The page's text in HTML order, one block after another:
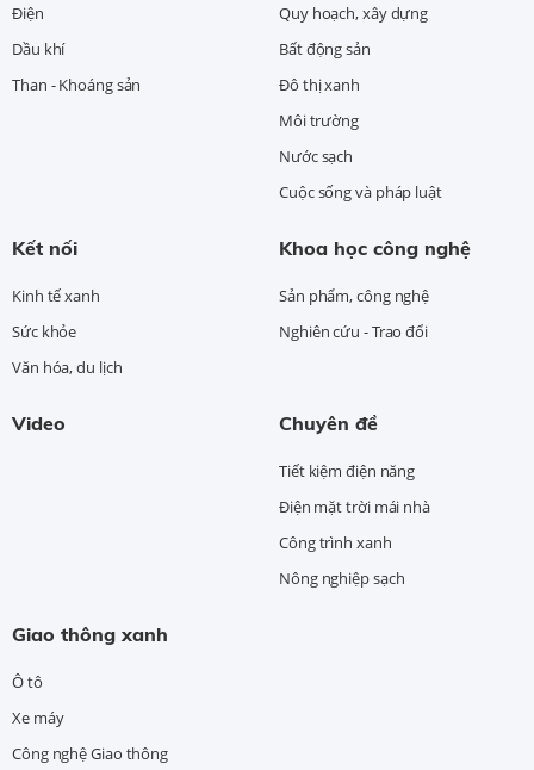
Điện
Dầu khí
Than - Khoáng sản
Quy hoạch, xây dựng
Bất động sản
Đô thị xanh
Môi trường
Nước sạch
Cuộc sống và pháp luật
Kết nối
Kinh tế xanh
Sức khỏe
Văn hóa, du lịch
Khoa học công nghệ
Sản phẩm, công nghệ
Nghiên cứu - Trao đổi
Video Chuyên đề
Tiết kiệm điện năng
Điện mặt trời mái nhà
Công trình xanh
Nông nghiệp sạch
Giao thông xanh
Ô tô
Xe máy
Công nghệ Giao thông